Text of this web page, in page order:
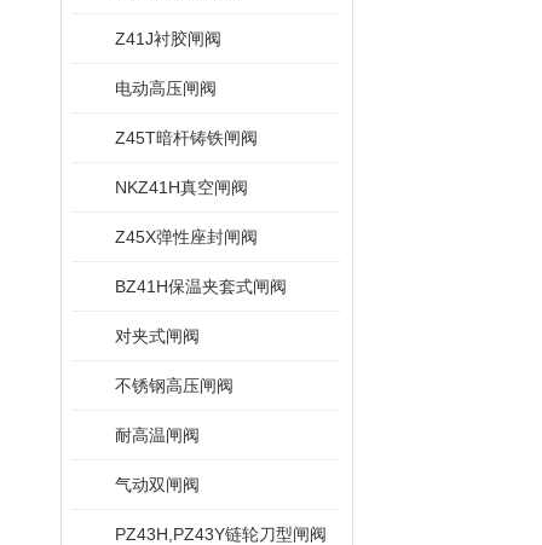
Z41J衬胶闸阀
电动高压闸阀
Z45T暗杆铸铁闸阀
NKZ41H真空闸阀
Z45X弹性座封闸阀
BZ41H保温夹套式闸阀
对夹式闸阀
不锈钢高压闸阀
耐高温闸阀
气动双闸阀
PZ43H,PZ43Y链轮刀型闸阀